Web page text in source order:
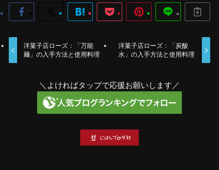
洋菓子店ローズ：「万能
麺」の入手方法と使用料理
洋菓子店ローズ：「炭酸
水」の入手方法と使用料理
＼よければタップで応援お願いします／